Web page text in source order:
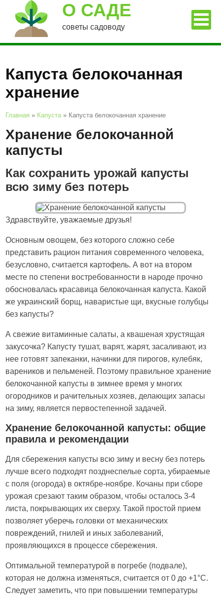
О САДЕ
советы садоводу
Капуста белокочанная
хранение
Главная » Капуста» Капуста белокочанная хранение
Хранение белокочанной
капусты
Как сохранить урожай капусты
всю зиму без потерь
Здравствуйте, уважаемые друзья!
Основным овощем, без которого сложно себе
представить рацион питания современного человека,
безусловно, считается картофель. А вот на втором
месте по степени востребованности в народе прочно
обосновалась красавица белокочанная капуста. Какой
же украинский борщ, наваристые щи, вкусные голубцы
без капусты?
А свежие витаминные салаты, а квашеная хрустящая
закусочка? Капусту тушат, варят, жарят, засаливают, из
нее готовят запеканки, начинки для пирогов, кулебяк,
вареников и пельменей. Поэтому правильное хранение
белокочанной капусты в зимнее время у многих
огородников и рачительных хозяев, делающих запасы
на зиму, является первостепенной задачей.
Хранение белокочанной капусты: общие
правила и рекомендации
Для сбережения капусты всю зиму и весну без потерь
лучше всего подходят позднеспелые сорта, убираемые
с поля (огорода) в октябре-ноябре. Кочаны при сборе
урожая срезают таким образом, чтобы осталось 3-4
листа, покрывающих их сверху. Такой простой прием
позволяет уберечь головки от механических
повреждений, гнилей и иных заболеваний,
проявляющихся в процессе сбережения.
Оптимальной температурой в погребе (подвале),
которая не должна изменяться, считается от 0 до +1°С.
Следует заметить, что при повышении температуры